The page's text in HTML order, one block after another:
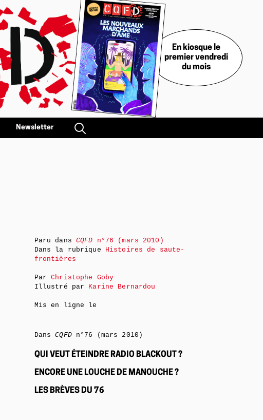
En kiosque le
premier vendredi
du mois
Newsletter
Paru dans CQFD n°76 (mars 2010)
Dans la rubrique Histoires de saute-
frontières
ParChristophe Goby
Illustré par Karine Bernardou
Mis en ligne le
DansCQFDn°76 (mars 2010)
QUI VEUT ÉTEINDRE RADIO BLACKOUT ?
ENCORE UNE LOUCHE DE MANOUCHE ?
LES BRÈVES DU 76